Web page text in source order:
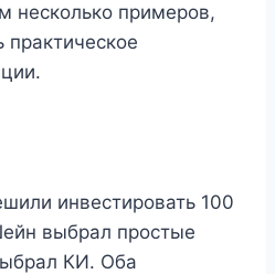
несколько примеров,
практическое
инвестировать 100
выбрал простые
КИ. Оба